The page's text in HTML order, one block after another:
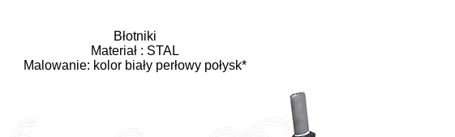
Błotniki
Materiał : STAL
Malowanie: kolor biały perłowy połysk*